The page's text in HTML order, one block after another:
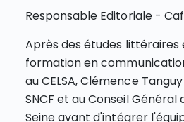
Responsable Editoriale -
Après des études littéraires
formation en
au CELSA, Clémence
SNCF et au Conseil
Seine avant d'intégrer